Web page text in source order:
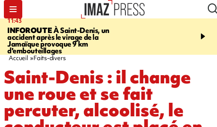
11:43
INFOROUTEÀ Saint-Denis, un
accident après le virage de la
Jamaïque provoque 9 km
d'embouteillages
16:35
gendarmes évacuent
Accueil Faits-divers
Saint-Denis : il change
une roue et se fait
percuter, alcoolisé, le